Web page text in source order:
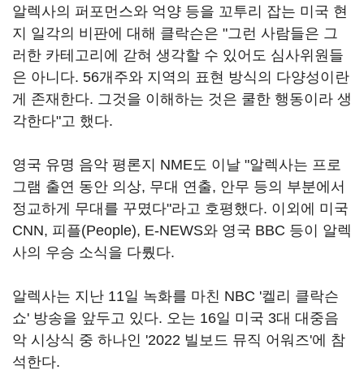
알렉사의 퍼포먼스와 억양 등을 꼬투리 잡는 미국 현
지 일각의 비판에 대해 클락슨은 "그런 사람들은 그
러한 카테고리에 갇혀 생각할 수 있어도 심사위원들
은 아니다. 56개주와 지역의 표현 방식의 다양성이란
게 존재한다. 그것을 이해하는 것은 쿨한 행동이라 생
각한다"고 했다.
영국 유명 음악 평론지 NME도 이날 "알렉사는 프로
그램 출연 동안 의상, 무대 연출, 안무 등의 부분에서
정교하게 무대를 꾸몄다"라고 호평했다. 이외에 미국
CNN, 피플(People), E-NEWS와 영국 BBC 등이 알렉
사의 우승 소식을 다뤘다.
알렉사는 지난 11일 녹화를 마친 NBC '켈리 클락슨
쇼' 방송을 앞두고 있다. 오는 16일 미국 3대 대중음
악 시상식 중 하나인 '2022 빌보드 뮤직 어워즈'에 참
석한다.